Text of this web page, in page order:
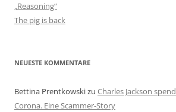
„Reasoning“
The pig is back
NEUESTE KOMMENTARE
Bettina Prentkowskizu Charles Jackson
Corona. Eine Scammer-Story